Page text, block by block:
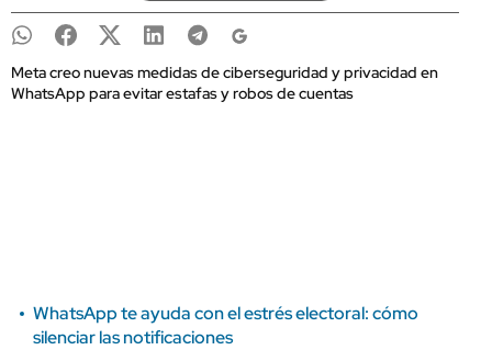
Meta creo nuevas medidas de ciberseguridad y privacidad en
WhatsApp para evitar estafas y robos de cuentas
WhatsApp te ayuda con el estrés electoral: cómo
silenciar las notificaciones